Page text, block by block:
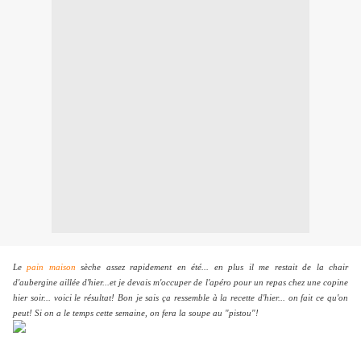
Lepain maison sèche assez rapidement en été... en plus il me restait de la chair
d'aubergine aillée d'hier...et je devais m'occuper de l'apéro pour un repas chez une copine
hier soir... voici le résultat! Bon je sais ça ressemble à la recette d'hier... on fait ce qu'on
peut! Si on a le temps cette semaine, on fera la soupe au "pistou"!